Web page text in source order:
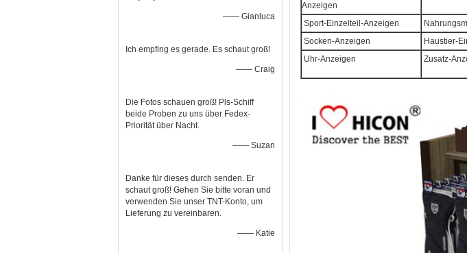
—— Gianluca
Ich empfing es gerade. Es schaut groß!
—— Craig
Die Fotos schauen groß! Pls-Schiff
beide Proben zu uns über Fedex-
Priorität über Nacht.
—— Suzan
Danke für dieses durch senden. Er
schaut groß! Gehen Sie bitte voran und
verwenden Sie unser TNT-Konto, um
Lieferung zu vereinbaren.
—— Katie
Anzeigen
Sport-Einzelteil-Anzeigen
Socken-Anzeigen
Haustier-
Uhr-Anzeigen
Zusatz-